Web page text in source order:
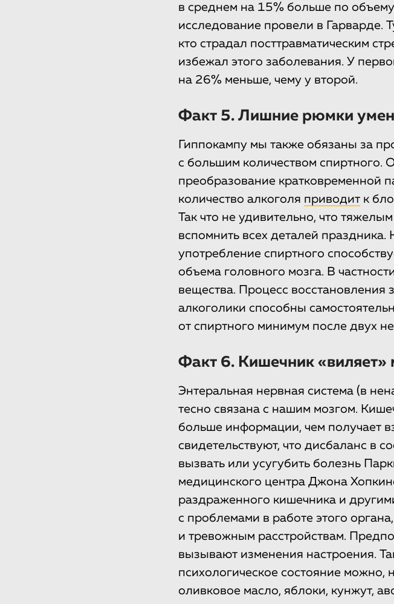
в среднем на 15% больше по
исследование провели в Гарварде.
кто страдал посттравматическим
избежал этого заболевания. У
на 26% меньше, чему у второй.
Факт 5. Лишние рюмки
Гиппокампу мы также обязаны за
с большим количеством спиртного.
преобразование кратковременной
количество алкоголя приводитк
Так что не удивительно, что
вспомнить всех деталей
употребление спиртного
объема головного мозга. В
вещества. Процесс
алкоголики способны
от спиртного минимум после двух
Факт 6. Кишечник «виляет»
Энтеральная нервная система (в
тесно связана с нашим мозгом.
больше информации, чем получает
свидетельствуют, что дисбаланс в
вызвать или усугубить болезнь
медицинского центра Джона
раздраженного кишечника и
с проблемами в работе этого
и тревожным расстройствам.
вызывают изменения настроения.
психологическое состояние можно,
оливковое масло, яблоки, кунжут,